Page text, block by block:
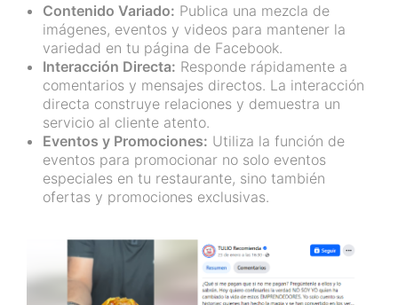
Contenido Variado: Publica una mezcla de
imágenes, eventos y videos para mantener la
variedad en tu página de Facebook.
Interacción Directa: Responde rápidamente a
comentarios y mensajes directos. La interacción
directa construye relaciones y demuestra un
servicio al cliente atento.
Eventos y Promociones: Utiliza la función de
eventos para promocionar no solo eventos
especiales en tu restaurante, sino también
ofertas y promociones exclusivas.